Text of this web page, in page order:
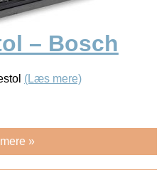
– Bosch
(Læs mere)
»